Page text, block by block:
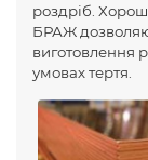
роздріб.
БРАЖ
виготовлення
умовах тертя.